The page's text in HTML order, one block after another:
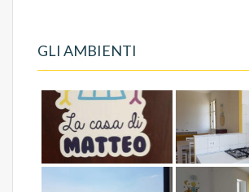
GLI AMBIENTI